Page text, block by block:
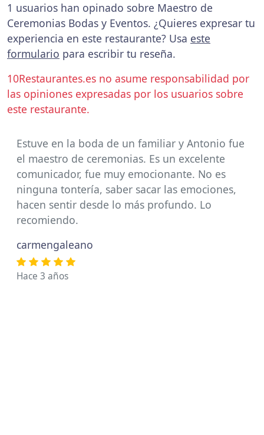
1 usuarios han opinado sobre Maestro de
Ceremonias Bodas y Eventos. ¿Quieres expresar tu
experiencia en este restaurante? Usa este
formulario para escribir tu reseña.
10Restaurantes.es no asume responsabilidad por
las opiniones expresadas por los usuarios sobre
este restaurante.
Estuve en la boda de un familiar y Antonio fue
el maestro de ceremonias. Es un excelente
comunicador, fue muy emocionante. No es
ninguna tontería, saber sacar las emociones,
hacen sentir desde lo más profundo. Lo
recomiendo.
carmengaleano
Hace 3 años